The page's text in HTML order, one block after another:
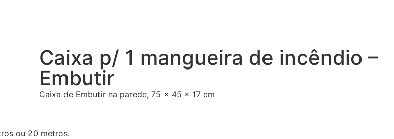
Caixa p/ 1 mangueira de incêndio –
Embutir
Caixa de Embutir na parede, 75 x 45 x 17 cm
ou 20 metros.